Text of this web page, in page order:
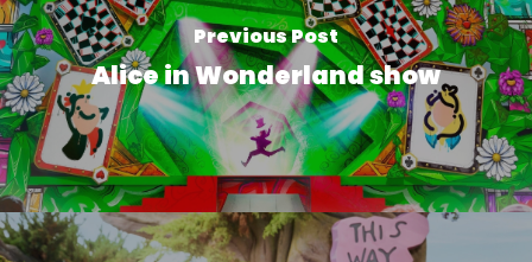
Previous Post
Alice in Wonderland show